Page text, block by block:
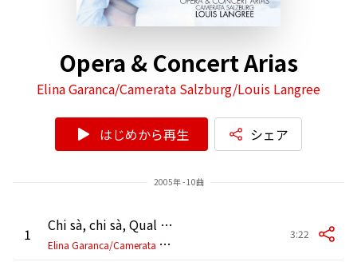
Opera & Concert Arias
Elina Garanca/Camerata Salzburg/Louis Langree
はじめから再生 シェア
2005年 - 10曲
1
Chi sà, chi sà, Qual sia K582
E
lina Garanca/Camerata Salzburg/Louis Langree
3:22